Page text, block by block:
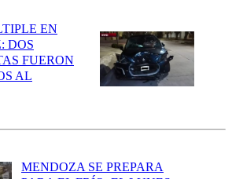
EN
DOS
FUERON
AL
MENDOZA SE PREPARA